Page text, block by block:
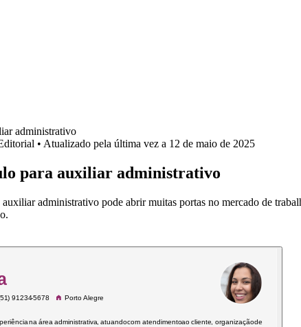
administrativo
• Atualizado pela última vez a 12 de maio de 2025
para auxiliar administrativo
administrativo pode abrir muitas portas no mercado de